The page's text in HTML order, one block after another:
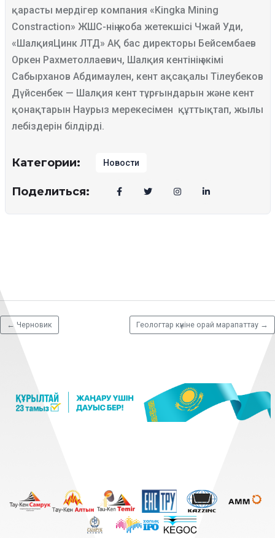
қарасты мердігер компания «Kingka Mining
Constraction» ЖШС-нің жоба жетекшісі Чжай Уди,
«ШалқияЦинк ЛТД» АҚ бас директоры Бейсембаев
Оркен Рахметоллаевич, Шалқия кентінің әкімі
Сабырханов Абдимаулен, кент ақсақалы Тілеубеков
Дүйсенбек — Шалқия кент тұрғындарын және кент
қонақтарын Наурыз мерекесімен құттықтап, жылы
лебіздерін білдірді.
Категории: Новости
Поделиться:
← Черновик Геологтар күніне орай марапаттау →